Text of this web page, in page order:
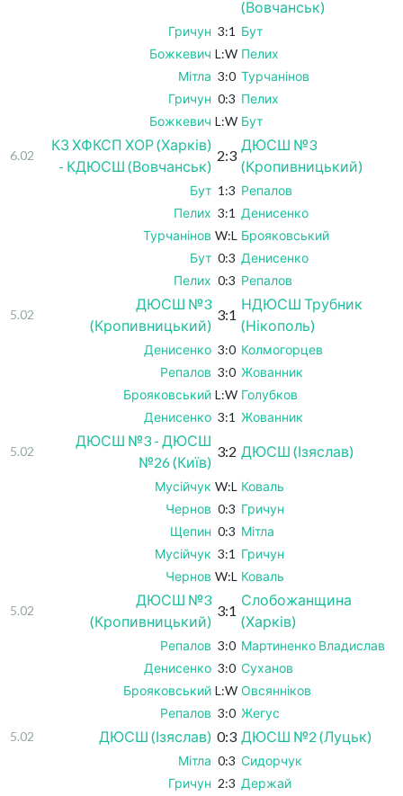
(Вовчанськ)
Гричун 3:1 Бут
Божкевич L:W Пелих
Мітла 3:0 Турчанінов
Гричун 0:3 Пелих
Божкевич L:W Бут
6.02
КЗ ХФКСП ХОР (Харків)
- КДЮСШ (Вовчанськ)
2:3
ДЮСШ №3
(Кропивницький)
Бут 1:3 Репалов
Пелих 3:1 Денисенко
Турчанінов W:L Брояковський
Бут 0:3 Денисенко
Пелих 0:3 Репалов
5.02
ДЮСШ №3
(Кропивницький)
3:1
НДЮСШ Трубник
(Нікополь)
Денисенко 3:0 Колмогорцев
Репалов 3:0 Жованник
Брояковський L:W Голубков
Денисенко 3:1 Жованник
5.02
ДЮСШ №3 - ДЮСШ
№26 (Київ)
3:2 ДЮСШ (Ізяслав)
Мусійчук W:L Коваль
Чернов 0:3 Гричун
Щепин 0:3 Мітла
Мусійчук 3:1 Гричун
Чернов W:L Коваль
5.02
ДЮСШ №3
(Кропивницький)
3:1
Слобожанщина
(Харків)
Репалов 3:0 Мартиненко Владислав
Денисенко 3:0 Суханов
Брояковський L:W Овсянніков
Репалов 3:0 Жегус
5.02
ДЮСШ (Ізяслав) 0:3 ДЮСШ №2 (Луцьк)
Мітла 0:3 Сидорчук
Гричун 2:3 Держай